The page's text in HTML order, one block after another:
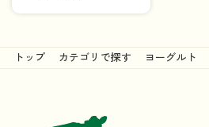
トップ カテゴリで探す ヨーグルト